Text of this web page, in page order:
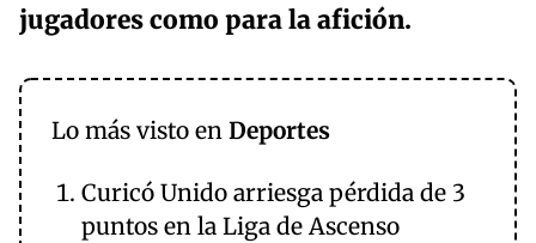
jugadores como para la afición.
Lo más visto en Deportes
Curicó Unido arriesga pérdida de 3
puntos en la Liga de Ascenso